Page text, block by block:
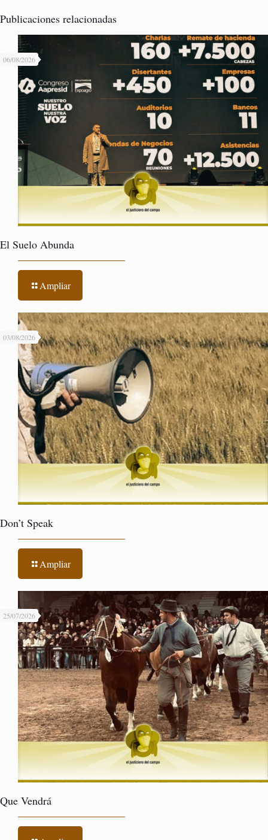
Publicaciones relacionadas
06/08/2026
El Suelo Abunda
Ampliar
03/08/2026
Don’t Speak
Ampliar
25/07/2026
Que Vendrá